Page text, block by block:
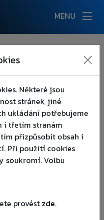
MENU
Některé jsou
stránek, jiné
ukládání potřebujeme
i třetím stranám
přizpůsobit obsah i
Při použití cookies
soukromí. Volbu
provést zde.